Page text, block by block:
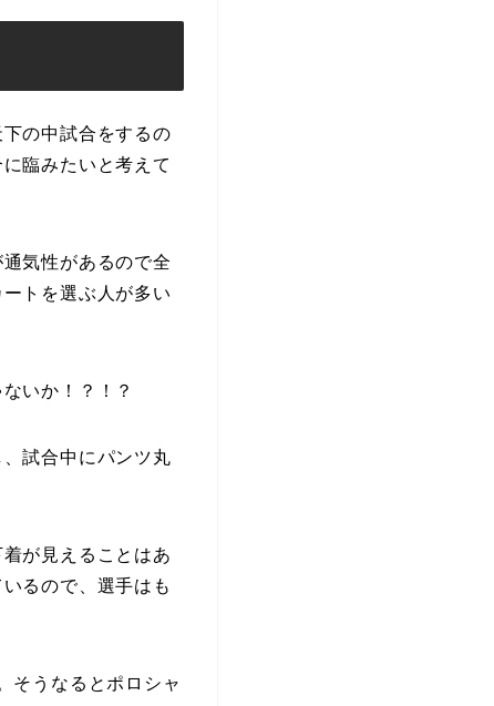
の中試合をするの
臨みたいと考えて
気性があるので全
トを選ぶ人が多い
いか！？！？
試合中にパンツ丸
が見えることはあ
るので、選手はも
そうなるとポロシャ